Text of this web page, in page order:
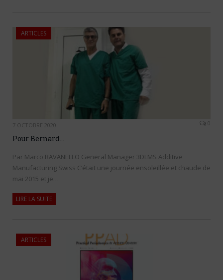
ARTICLES
7 OCTOBRE 2020 0
Pour Bernard…
Par Marco RAVANELLO General Manager 3DLMS Additive
Manufacturing Swiss C’était une journée ensoleillée et chaude de
mai 2015 et je…
LIRE LA SUITE
ARTICLES